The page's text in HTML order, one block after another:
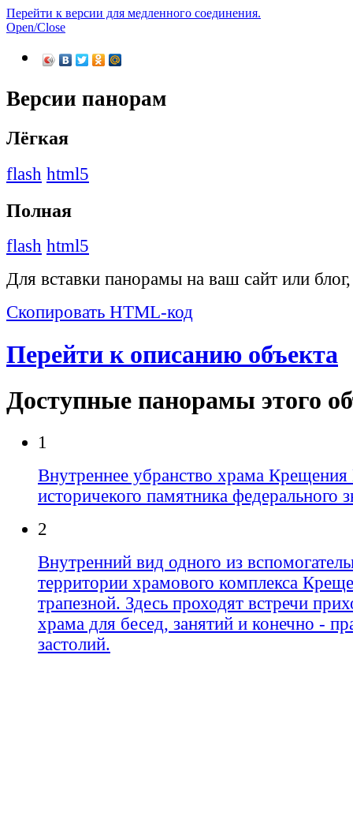
Перейти к версии для медленного соединения.
Open/Close
Версии панорам
Лёгкая
flash html5
Полная
flash html5
Для вставки панорамы на ваш сайт или
Скопировать HTML-код
Перейти к описанию объекта
Доступные панорамы этого
1
Внутреннее убранство храма Крещения
историчекого памятника федерального
2
Внутренний вид одного из
территории храмового комплекса
трапезной. Здесь проходят встречи
храма для бесед, занятий и конечно -
застолий.